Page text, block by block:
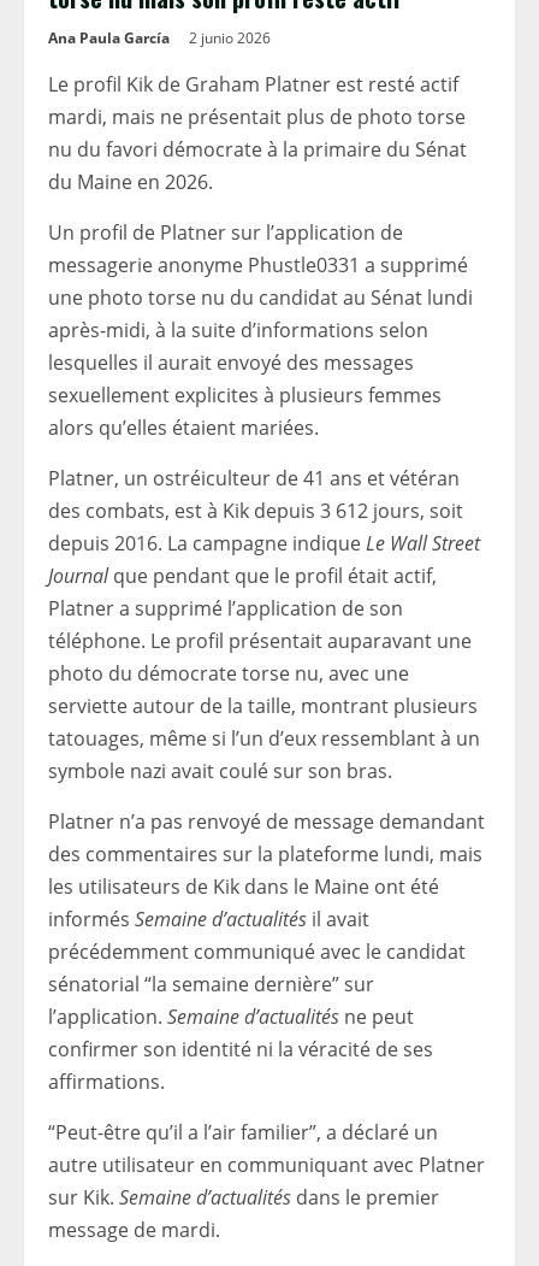
Ana Paula García 2 junio 2026
Le profil Kik de Graham Platner est resté actif
mardi, mais ne présentait plus de photo torse
nu du favori démocrate à la primaire du Sénat
du Maine en 2026.
Un profil de Platner sur l’application de
messagerie anonyme Phustle0331 a supprimé
une photo torse nu du candidat au Sénat lundi
après-midi, à la suite d’informations selon
lesquelles il aurait envoyé des messages
sexuellement explicites à plusieurs femmes
alors qu’elles étaient mariées.
Platner, un ostréiculteur de 41 ans et vétéran
des combats, est à Kik depuis 3 612 jours, soit
depuis 2016. La campagne indiqueLe Wall Street
Journalque pendant que le profil était actif,
Platner a supprimé l’application de son
téléphone. Le profil présentait auparavant une
photo du démocrate torse nu, avec une
serviette autour de la taille, montrant plusieurs
tatouages, même si l’un d’eux ressemblant à un
symbole nazi avait coulé sur son bras.
Platner n’a pas renvoyé de message demandant
des commentaires sur la plateforme lundi, mais
les utilisateurs de Kik dans le Maine ont été
informés Semaine d’actualités il avait
précédemment communiqué avec le candidat
sénatorial “la semaine dernière” sur
l’application. Semaine d’actualités ne peut
confirmer son identité ni la véracité de ses
affirmations.
“Peut-être qu’il a l’air familier”, a déclaré un
autre utilisateur en communiquant avec Platner
sur Kik. Semaine d’actualités dans le premier
message de mardi.